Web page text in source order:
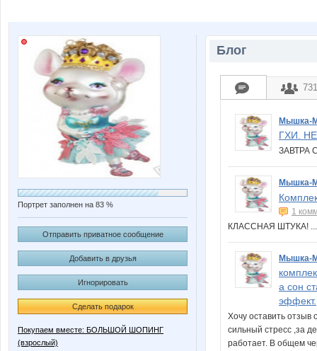
Портрет заполнен на 83 %
Отправить приватное сообщение
Добавить в друзья
Игнорировать
Сделать подарок
Покупаем вместе: БОЛЬШОЙ ШОПИНГ
(взрослый)
Блог
Мышка-
ГХИ.
ЗАВТРА
Мышка-
1
КЛАССНАЯ ШТУКА!
Мышка-
а сон
эффект.
Хочу оставить
сильный стресс ,за
работает. В общем